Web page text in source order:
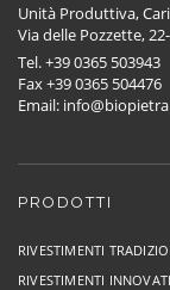
Unità Produttiva,
Via delle Pozzette,
Tel. +39 0365 503943
Fax +39 0365 504476
Email:
PRODOTTI
RIVESTIMENTI
RIVESTIMENTI